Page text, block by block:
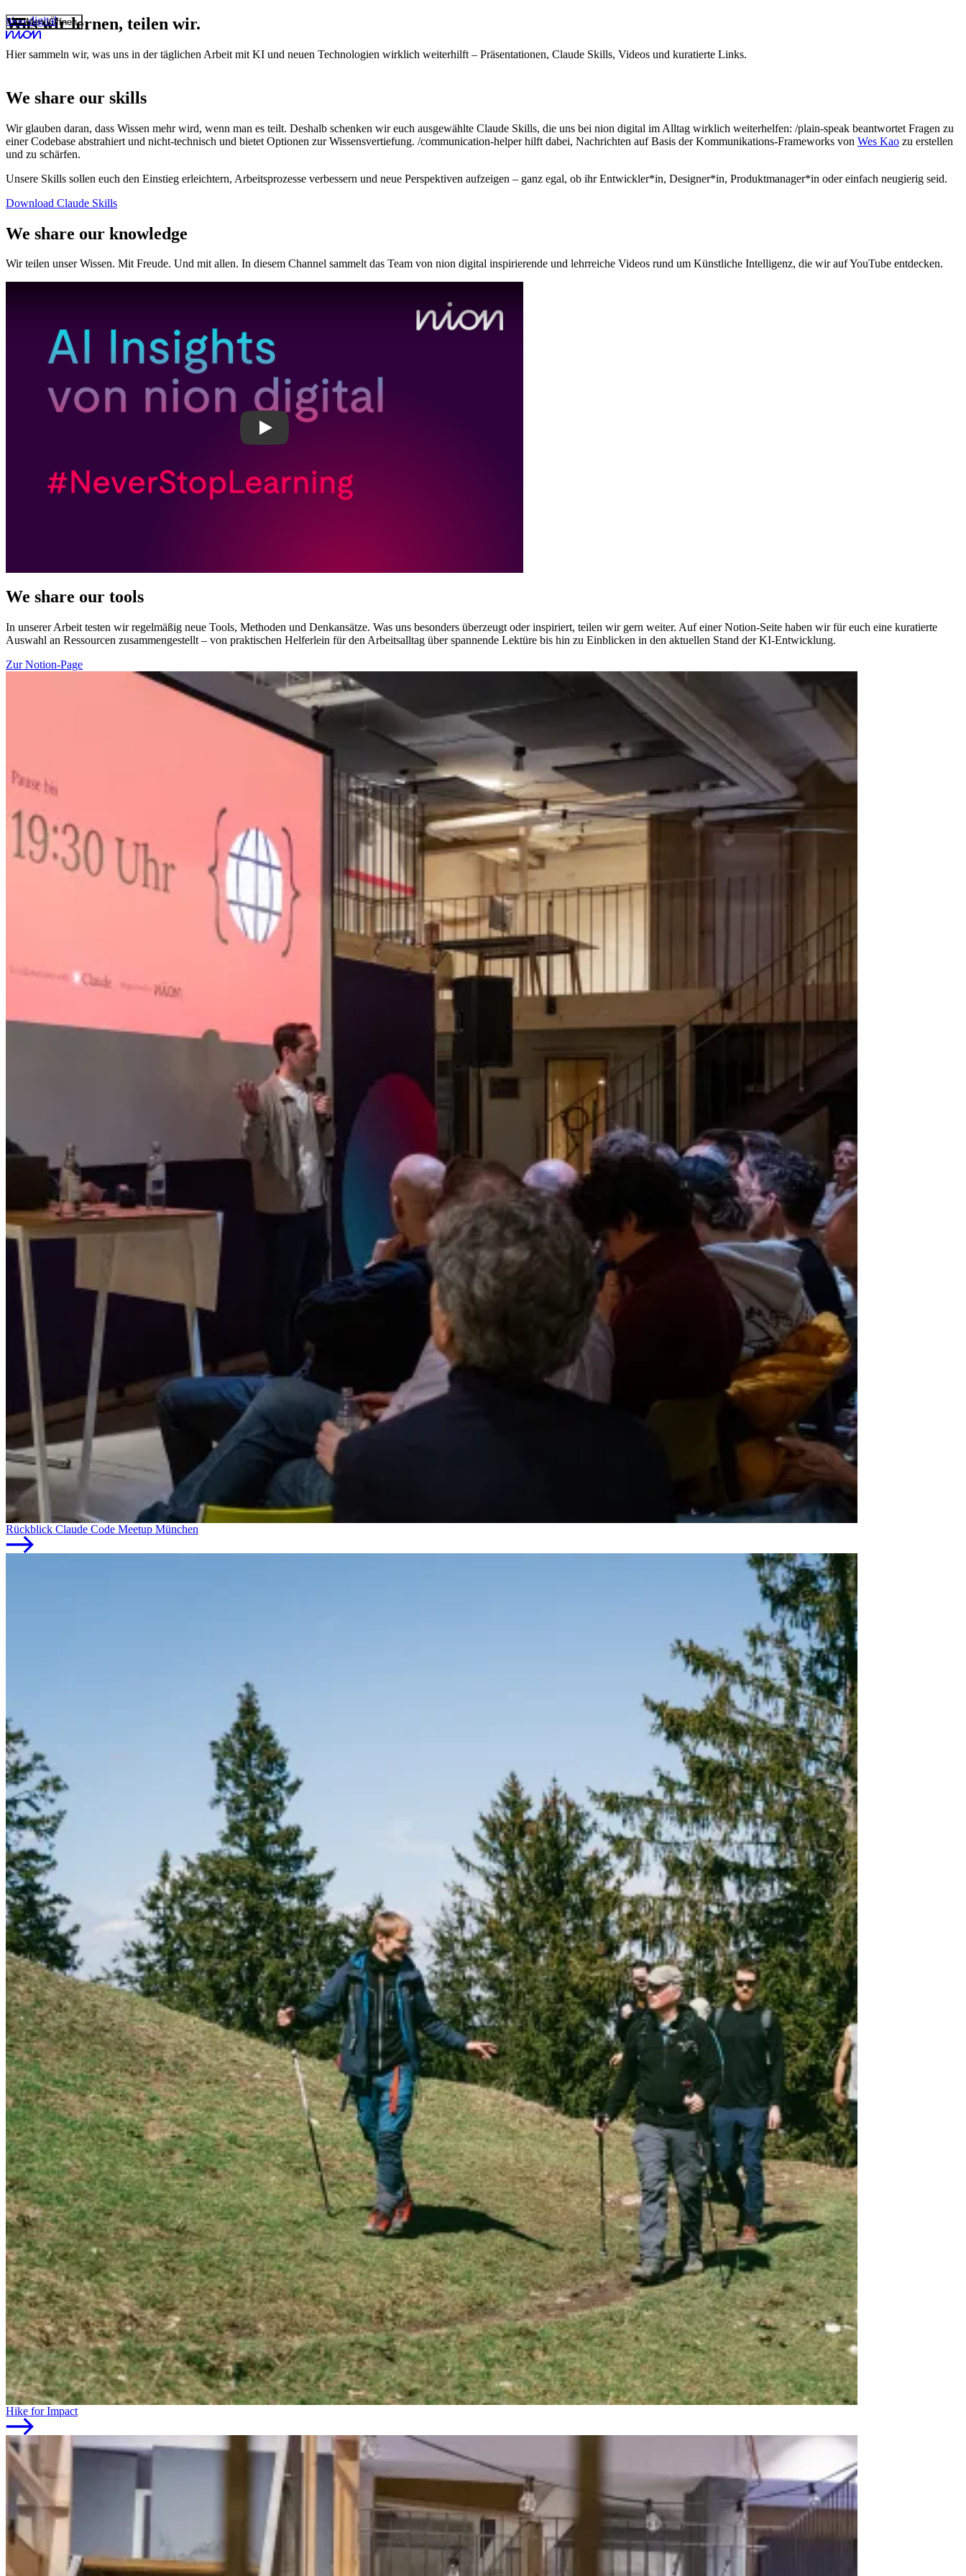
nion digital
MenüÖffnen
Was wir lernen, teilen wir.
Hier sammeln wir, was uns in der täglichen Arbeit mit KI und neuen Technologien wirklich weiterhilft – Präsentationen, Claude Skills, Videos und kuratierte Links.
We share our skills
Wir glauben daran, dass Wissen mehr wird, wenn man es teilt. Deshalb schenken wir euch ausgewählte Claude Skills, die uns bei nion digital im Alltag wirklich weiterhelfen: /plain-speak beantwortet Fragen zu
einer Codebase abstrahiert und nicht-technisch und bietet Optionen zur Wissensvertiefung. /communication-helper hilft dabei, Nachrichten auf Basis der Kommunikations-Frameworks von Wes Kao zu erstellen
und zu schärfen.
Unsere Skills sollen euch den Einstieg erleichtern, Arbeitsprozesse verbessern und neue Perspektiven aufzeigen – ganz egal, ob ihr Entwickler*in, Designer*in, Produktmanager*in oder einfach neugierig seid.
Download Claude Skills
We share our knowledge
Wir teilen unser Wissen. Mit Freude. Und mit allen. In diesem Channel sammelt das Team von nion digital inspirierende und lehrreiche Videos rund um Künstliche Intelligenz, die wir auf YouTube entdecken.
We share our tools
In unserer Arbeit testen wir regelmäßig neue Tools, Methoden und Denkansätze. Was uns besonders überzeugt oder inspiriert, teilen wir gern weiter. Auf einer Notion-Seite haben wir für euch eine kuratierte
Auswahl an Ressourcen zusammengestellt – von praktischen Helferlein für den Arbeitsalltag über spannende Lektüre bis hin zu Einblicken in den aktuellen Stand der KI-Entwicklung.
Zur Notion-Page
Rückblick Claude Code Meetup München
Hike for Impact